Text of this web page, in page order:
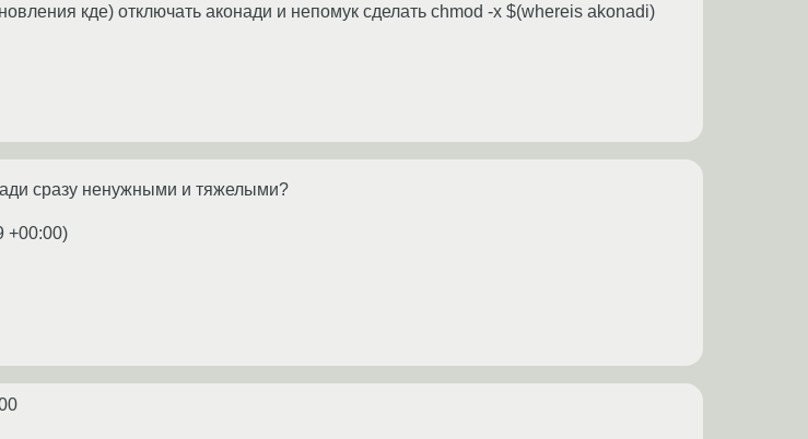
кде) отключать аконади и непомук сделать chmod -x $(whereis akonadi)
сразу ненужными и тяжелыми?
+00:00)